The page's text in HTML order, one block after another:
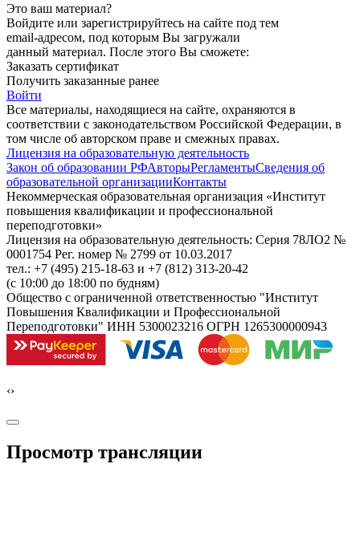
Это ваш материал?
Войдите или зарегистрируйтесь на сайте под тем
email-адресом, под которым Вы загружали
данный материал. После этого Вы сможете:
Заказать сертификат
Получить заказанные ранее
Войти
Все материалы, находящиеся на сайте, охраняются в
соответствии с законодательством Российской Федерации, в
том числе об авторском праве и смежных правах.
Лицензия на образовательную деятельность
Закон об образовании РФАвторыРегламентыСведения об
образовательной организацииКонтакты
Некоммерческая образовательная организация «Институт
повышения квалификации и профессиональной
переподготовки»
Лицензия на образовательную деятельность: Серия 78ЛО2 №
0001754 Рег. номер № 2799 от 10.03.2017
тел.: +7 (495) 215-18-63 и +7 (812) 313-20-42
(с 10:00 до 18:00 по будням)
Общество с ограниченной ответственностью "Институт
Повышения Квалификации и Профессиональной
Переподготовки" ИНН 5300023216 ОГРН 1265300000943
‹›
Просмотр трансляции